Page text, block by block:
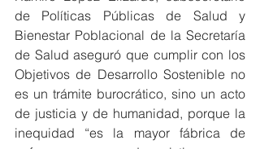
de Políticas Públicas de Salud y
Bienestar Poblacional de la Secretaría
de Salud aseguró que cumplir con los
Objetivos de Desarrollo Sostenible no
es un trámite burocrático, sino un acto
de justicia y de humanidad, porque la
inequidad “es la mayor fábrica de